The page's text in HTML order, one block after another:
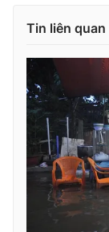
VTV Sức khoẻ
Thị trường 24h
VTV4
VTV9
Liên hệ tòa
Tin liên quan